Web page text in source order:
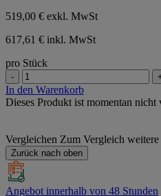
519,00 € exkl. MwSt
617,61 € inkl. MwSt
pro Stück
-
In den Warenkorb
Dieses Produkt ist momentan nicht
Vergleichen Zum Vergleich
Zurück nach oben
Angebot innerhalb von 48 Stunden